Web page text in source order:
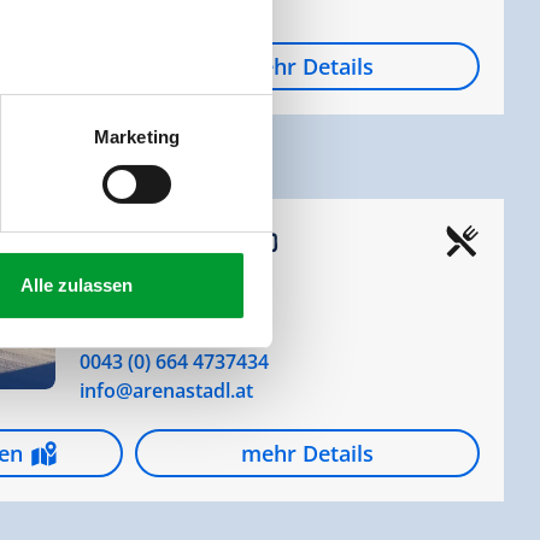
Marketing
Alle zulassen
mehr Details
Arena Stadl (2.400 m)
Kreuzjoch Piste 22
6272 Stummerberg
0043 (0) 664 4737434
info@arenastadl.at
mehr Details